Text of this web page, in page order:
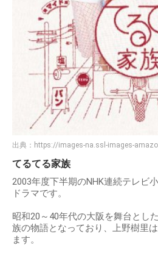
出典： https://images-na.ssl-images-
てるてる家族
2003年度下半期のNHK連続テレビ
ドラマです。
昭和20～40年代の大阪を舞台とし
族の物語となっており、上野樹里
ます。